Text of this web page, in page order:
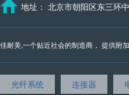
地址： 北京市朝阳区东三环
佳耐美,一个贴近社会的制造商， 提供附
光纤系统 连接器